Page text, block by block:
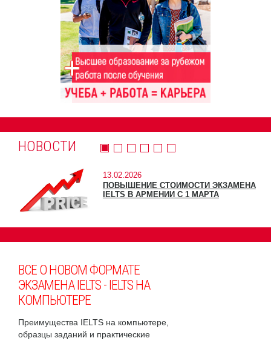
НОВОСТИ
13.02.2026
ПОВЫШЕНИЕ СТОИМОСТИ ЭКЗАМЕНА
IELTS В АРМЕНИИ С 1 МАРТА
ВСЕ О НОВОМ ФОРМАТЕ
ЭКЗАМЕНА IELTS - IELTS НА
КОМПЬЮТЕРЕ
Преимущества IELTS на компьютере,
образцы заданий и практические